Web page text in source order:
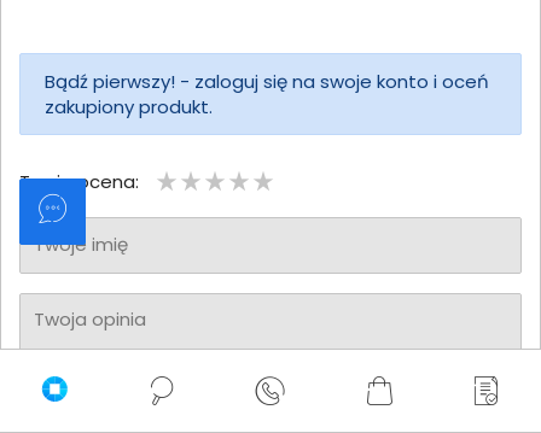
Bądź pierwszy! - zaloguj się na swoje konto i oceń
zakupiony produkt.
Twoja ocena:
Twoje imię
Twoja opinia